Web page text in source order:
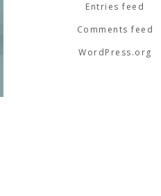
Entries feed
Comments feed
WordPress.org